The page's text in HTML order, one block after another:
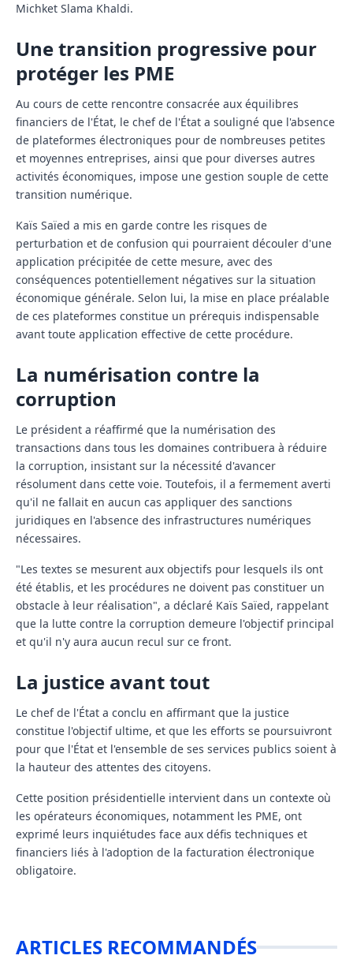
Michket Slama Khaldi.
Une transition progressive pour
protéger les PME
Au cours de cette rencontre consacrée aux équilibres
financiers de l'État, le chef de l'État a souligné que l'absence
de plateformes électroniques pour de nombreuses petites
et moyennes entreprises, ainsi que pour diverses autres
activités économiques, impose une gestion souple de cette
transition numérique.
Kaïs Saïed a mis en garde contre les risques de
perturbation et de confusion qui pourraient découler d'une
application précipitée de cette mesure, avec des
conséquences potentiellement négatives sur la situation
économique générale. Selon lui, la mise en place préalable
de ces plateformes constitue un prérequis indispensable
avant toute application effective de cette procédure.
La numérisation contre la
corruption
Le président a réaffirmé que la numérisation des
transactions dans tous les domaines contribuera à réduire
la corruption, insistant sur la nécessité d'avancer
résolument dans cette voie. Toutefois, il a fermement averti
qu'il ne fallait en aucun cas appliquer des sanctions
juridiques en l'absence des infrastructures numériques
nécessaires.
"Les textes se mesurent aux objectifs pour lesquels ils ont
été établis, et les procédures ne doivent pas constituer un
obstacle à leur réalisation", a déclaré Kaïs Saïed, rappelant
que la lutte contre la corruption demeure l'objectif principal
et qu'il n'y aura aucun recul sur ce front.
La justice avant tout
Le chef de l'État a conclu en affirmant que la justice
constitue l'objectif ultime, et que les efforts se poursuivront
pour que l'État et l'ensemble de ses services publics soient à
la hauteur des attentes des citoyens.
Cette position présidentielle intervient dans un contexte où
les opérateurs économiques, notamment les PME, ont
exprimé leurs inquiétudes face aux défis techniques et
financiers liés à l'adoption de la facturation électronique
obligatoire.
ARTICLES RECOMMANDÉS